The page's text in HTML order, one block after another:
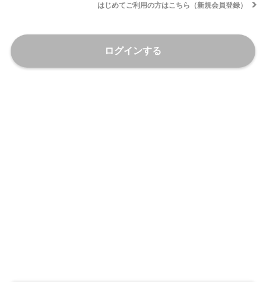
はじめてご利用の方はこちら（新規会員登録）
ログインする